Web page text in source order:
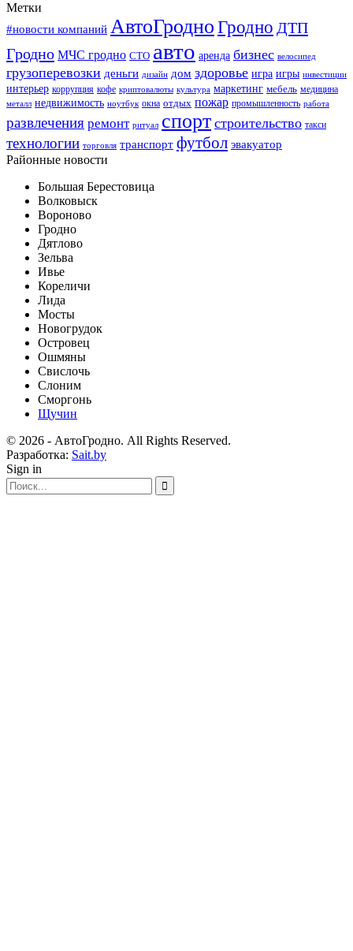
Метки
#новости компаний АвтоГродноГродно ДТП
Гродно МЧС гродно СТО авто аренда бизнес велосипед
грузоперевозки деньги дизайн дом здоровье игра игры инвестиции
интерьер коррупция кофе криптовалюты культура маркетинг мебель медицина
металл недвижимость ноутбук окна отдых пожар промышленность работа
развлечения ремонт ритуал спорт строительство такси
технологии торговля транспорт футбол эвакуатор
Районные новости
Большая Берестовица
Волковыск
Вороново
Гродно
Дятлово
Зельва
Ивье
Кореличи
Лида
Мосты
Новогрудок
Островец
Ошмяны
Свислочь
Слоним
Сморгонь
Щучин
© 2026 - АвтоГродно. All Rights Reserved.
Разработка: Sait.by
Sign in